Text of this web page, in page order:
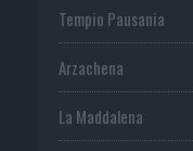
Tempio Pausania
Arzachena
La Maddalena